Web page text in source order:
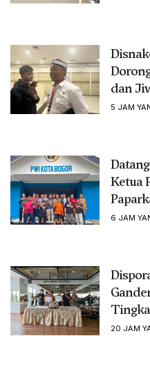
dan
5 JAM
Ketua
6 JAM
20 JAM